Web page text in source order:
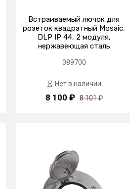
Встраиваемый лючок для
розеток квадратный Mosaic,
DLP IP 44, 2 модуля,
нержавеющая сталь
089700
Нет в наличии
8 100 ₽ 8 101 ₽